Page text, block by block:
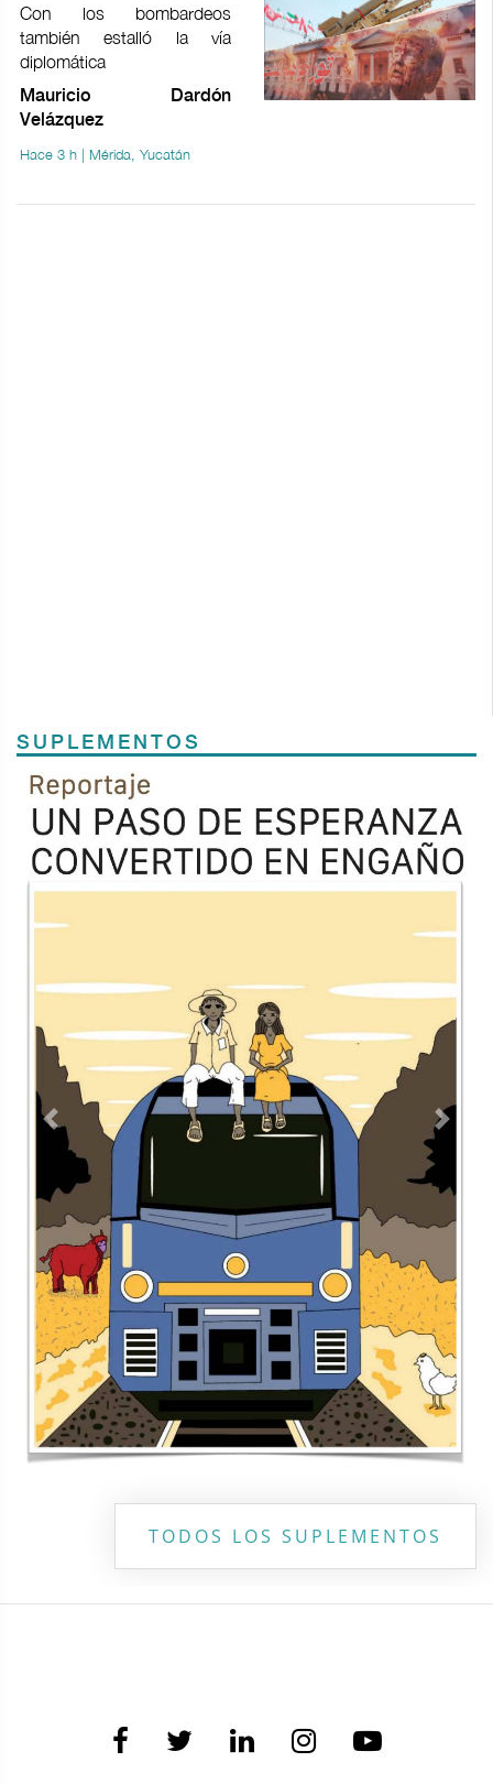
Con los bombardeos
también estalló la vía
diplomática
Mauricio Dardón
Velázquez
Hace 3 h | Mérida, Yucatán
SUPLEMENTOS
Previous Next
TODOS LOS SUPLEMENTOS